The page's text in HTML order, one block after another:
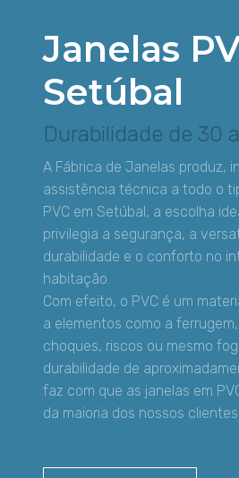
Janelas
Setúbal
Durabilidade de 30
A Fábrica de Janelas produz,
assistência técnica a todo o
PVC em Setúbal, a escolha
privilegia a segurança, a
durabilidade e o conforto no
habitação.
Com efeito, o PVC é um
a elementos como a
choques, riscos ou mesmo
durabilidade de
faz com que as janelas em
da maioria dos nossos clientes.